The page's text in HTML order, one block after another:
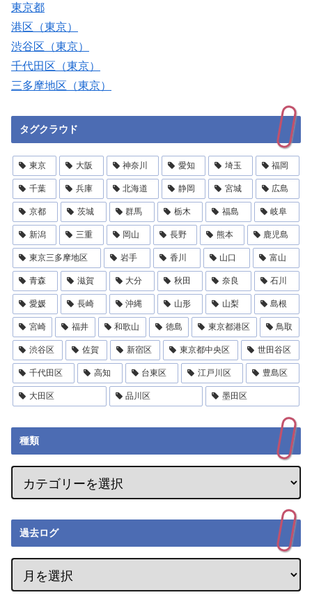
東京都
港区（東京）
渋谷区（東京）
千代田区（東京）
三多摩地区（東京）
タグクラウド
東京 大阪 神奈川 愛知 埼玉 福岡
千葉 兵庫 北海道 静岡 宮城 広島
京都 茨城 群馬 栃木 福島 岐阜
新潟 三重 岡山 長野 熊本 鹿児島
東京三多摩地区 岩手 香川 山口 富山
青森 滋賀 大分 秋田 奈良 石川
愛媛 長崎 沖縄 山形 山梨 島根
宮崎 福井 和歌山 徳島 東京都港区 鳥取
渋谷区 佐賀 新宿区 東京都中央区 世田谷区
千代田区 高知 台東区 江戸川区 豊島区
大田区 品川区 墨田区
種類
過去ログ